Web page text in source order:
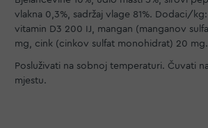
vlakna 0,3%, sadržaj vlage 81%. Dodaci/
vitamin D3 200 IJ, mangan (manganov
mg, cink (cinkov sulfat monohidrat) 20
Posluživati na sobnoj temperaturi. Čuvati
mjestu.